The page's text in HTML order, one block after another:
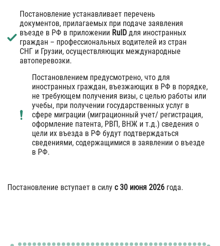
Постановление устанавливает перечень
документов, прилагаемых при подаче заявления
въезде в РФ в приложении RuID для иностранных
граждан – профессиональных водителей из стран
СНГ и Грузии, осуществляющих международные
автоперевозки.
Постановлением предусмотрено, что для
иностранных граждан, въезжающих в РФ в порядке,
не требующем получения визы, с целью работы или
учебы, при получении государственных услуг в
сфере миграции (миграционный учет/ регистрация,
оформление патента, РВП, ВНЖ и т.д.) сведения о
цели их въезда в РФ будут подтверждаться
сведениями, содержащимися в заявлении о въезде
в РФ.
Постановление вступает в силу с 30 июня 2026 года.